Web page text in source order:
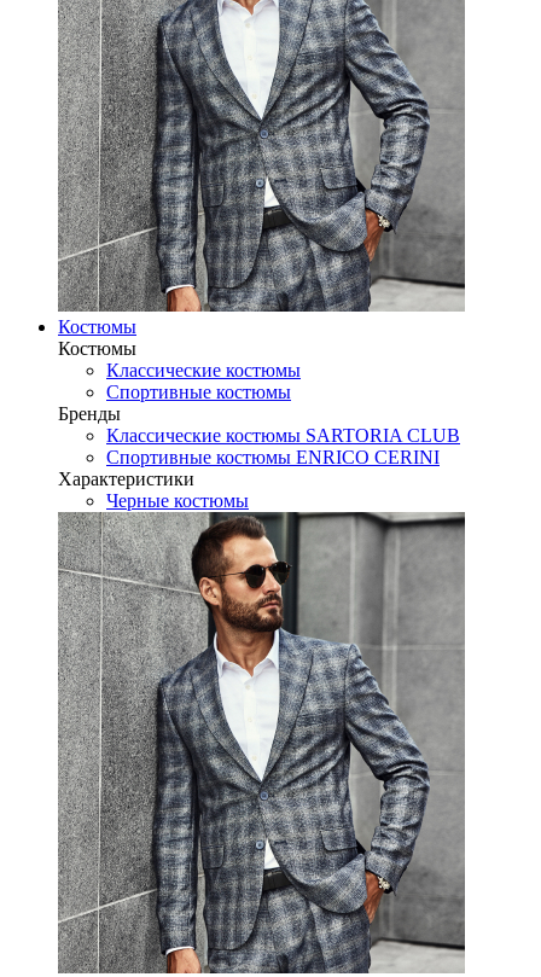
Костюмы
Костюмы
Классические костюмы
Спортивные костюмы
Бренды
Классические костюмы SARTORIA CLUB
Спортивные костюмы ENRICO CERINI
Характеристики
Черные костюмы